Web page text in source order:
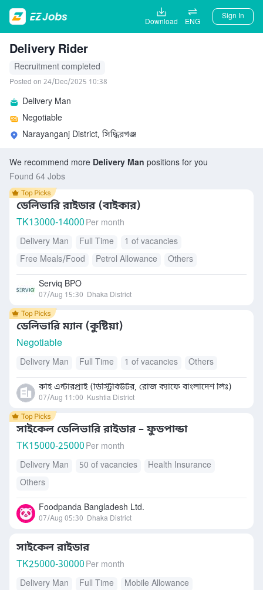
Download ENG
Sign In
Delivery Rider
Recruitment completed
Posted on 24/Dec/2025 10:38
Delivery Man
Negotiable
Narayanganj District, সিদ্ধিরগঞ্জ
We recommend more Delivery Man positions for you
Found 64 Jobs
ডেলিভারি রাইডার (বাইকার)
TK13000-14000 Per month
Delivery Man
Full Time
1 of vacancies
Free Meals/Food
Petrol Allowance Others
Serviq BPO
07/Aug 15:30 Dhaka District
ডেলিভারি ম্যান (কুষ্টিয়া)
Negotiable
Delivery Man Full Time 1 of vacancies Others
রুহি এন্টারপ্রাই (ডিস্ট্রিবিউটর, রোজ ক্যাফে বাংলাদেশ লিঃ)
07/Aug 11:00 Kushtia District
সাইকেল ডেলিভারি রাইডার – ফুডপান্ডা
TK15000-25000 Per month
Delivery Man
50 of vacancies
Health Insurance
Others
Foodpanda Bangladesh Ltd.
07/Aug 05:30 Dhaka District
সাইকেল রাইডার
TK25000-30000 Per month
Delivery Man
Full Time
Mobile Allowance